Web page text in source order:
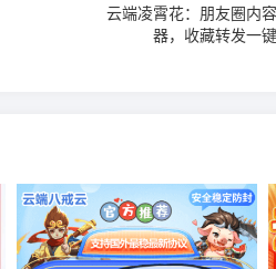
云端凌霄花：朋友圈内
器，收藏转发一键